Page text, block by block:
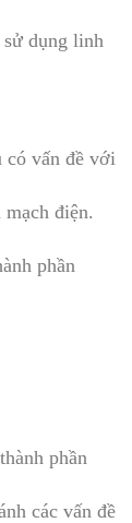
dụng linh
có vấn đề với
điện.
phần
phần
các vấn đề